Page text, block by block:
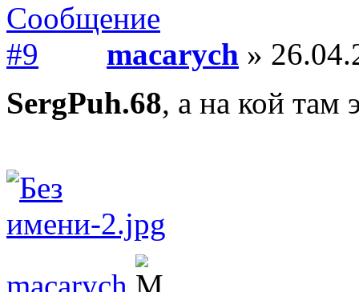
macarych »
SergPuh.68, а на кой там